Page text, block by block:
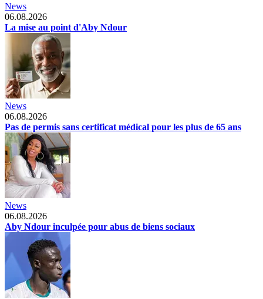
News
06.08.2026
La mise au point d'Aby Ndour
News
06.08.2026
Pas de permis sans certificat médical pour les plus de 65 ans
News
06.08.2026
Aby Ndour inculpée pour abus de biens sociaux